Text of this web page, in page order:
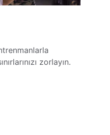
zorlayın.